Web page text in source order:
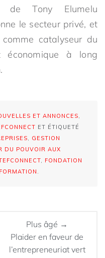
de Tony Elumelu
le secteur privé, et
catalyseur du
économique à long
ET ANNONCES
ET ÉTIQUETÉ
GESTION
DU POUVOIR AUX
,
FONDATION
FORMATION
Plus âgé →
Plaider en faveur de
l’entrepreneuriat vert